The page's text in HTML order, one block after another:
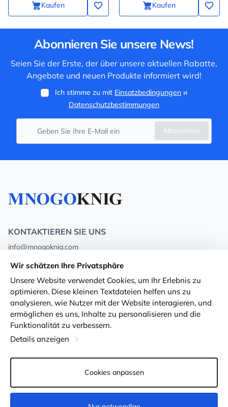
Kaufen Kaufen
Abonnieren Sie unsere News!
Seien Sie der Erste, der über unsere aktuellen Rabatte,
Angebote und neuen Produkte informiert wird!
Ich stimme zu mit Einsatzbedingungen и
Datenschutzbestimmungen
Abonnieren
KONTAKTIEREN SIE UNS
info@mnogoknig.com
Rīga, Augusta Deglava 69d, LV-1082
Über uns
Geschäfte
Lieferung und Zahlung
Treuekarten
Für Großhandelskunden
Privacy Policy
Geschäftsbedingungen
Rückgabe von Waren
Cookie-Einstellungen
Wir schätzen Ihre Privatsphäre
Unsere Website verwendet Cookies, um Ihr Erlebnis zu
optimieren. Diese kleinen Textdateien helfen uns zu
analysieren, wie Nutzer mit der Website interagieren, und
ermöglichen es uns, Inhalte zu personalisieren und die
Funktionalität zu verbessern.
Details anzeigen
Cookies anpassen